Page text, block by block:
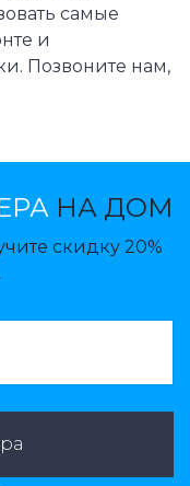
самые
и
Позвоните нам,
НА ДОМ
скидку 20%